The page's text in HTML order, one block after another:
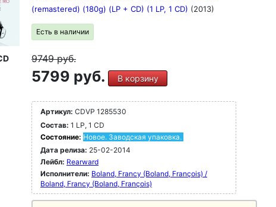
(remastered) (180g) (LP + CD) (1 LP, 1 CD) (2013)
Есть в наличии
9749руб.
5799 руб. В корзину
Артикул: CDVP 1285530
Состав: 1 LP, 1 CD
Состояние: Новое. Заводская упаковка.
Дата релиза: 25-02-2014
Лейбл: Rearward
Исполнители: Boland, Francy (Boland, François) /
Boland, Francy (Boland, François)